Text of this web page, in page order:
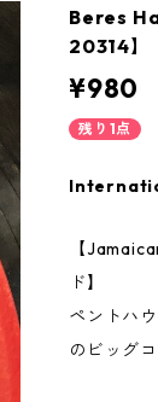
Beres
20314】
¥980
残り1点
【
ド】
ペントハ
のビッグ